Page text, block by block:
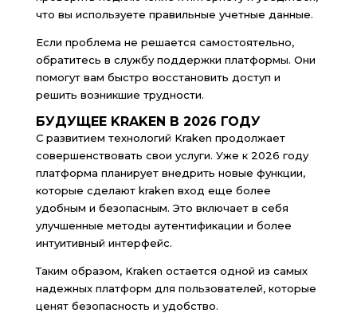
что вы используете правильные учетные данные.
Если проблема не решается самостоятельно,
обратитесь в службу поддержки платформы. Они
помогут вам быстро восстановить доступ и
решить возникшие трудности.
БУДУЩЕЕ KRAKEN В 2026 ГОДУ
С развитием технологий Kraken продолжает
совершенствовать свои услуги. Уже к 2026 году
платформа планирует внедрить новые функции,
которые сделают kraken вход еще более
удобным и безопасным. Это включает в себя
улучшенные методы аутентификации и более
интуитивный интерфейс.
Таким образом, Kraken остается одной из самых
надежных платформ для пользователей, которые
ценят безопасность и удобство.